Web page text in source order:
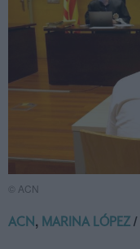
© ACN
ACN, MARINA LÓPEZ /